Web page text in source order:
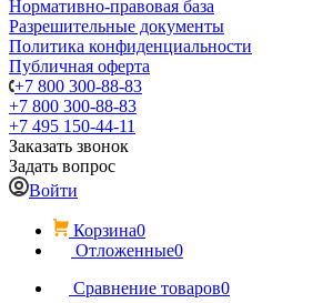
Нормативно-правовая база
Разрешительные документы
Политика конфиденциальности
Публичная оферта
+7 800 300-88-83
+7 800 300-88-83
+7 495 150-44-11
Заказать звонок
Задать вопрос
Войти
Корзина0
Отложенные0
Сравнение товаров0